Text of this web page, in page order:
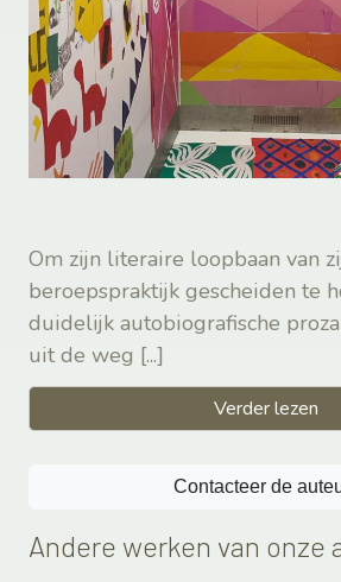
Om zijn literaire loopbaan van
beroepspraktijk gescheiden te
duidelijk autobiografische
uit de weg [...]
Verder lezen
Contacteer de
Andere werken van onze